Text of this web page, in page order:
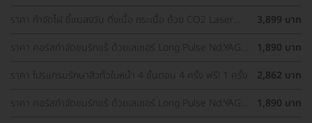
ราคา กำจัดไฝ ขี้แมลงวัน ติ่งเนื้อ กระเนื้อ ด้วย CO2 Laser
ลำคอ 1 ครั้ง
3,899 บาท
ราคา คอร์สกำจัดขนรักแร้ ด้วยเลเซอร์ Long Pulse Nd:YAG
1,890 บาท
ราคา โปรแกรมรักษาสิวทั่วใบหน้า 4 ขั้นตอน 4 ครั้ง ฟรี! 1 ครั้ง
2,862 บาท
ราคา คอร์สกำจัดขนรักแร้ ด้วยเลเซอร์ Long Pulse Nd:YAG
1,890 บาท